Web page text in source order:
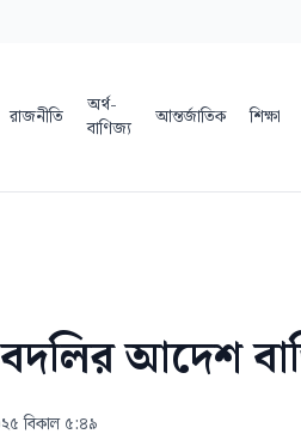
রাজনীতি
অর্থ-
বাণিজ্য
আন্তর্জাতিক শিক্ষা
আদেশ
বিকাল ৫:৪৯